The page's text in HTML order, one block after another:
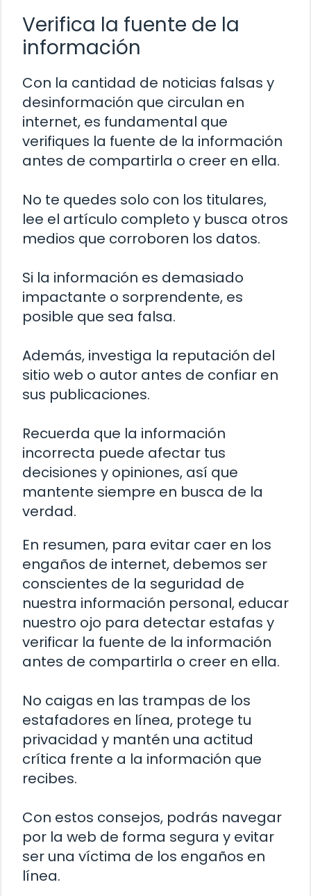
Verifica la fuente de la
información
Con la cantidad de noticias falsas y
desinformación que circulan en
internet, es fundamental que
verifiques la fuente de la información
antes de compartirla o creer en ella.
No te quedes solo con los titulares,
lee el artículo completo y busca otros
medios que corroboren los datos.
Si la información es demasiado
impactante o sorprendente, es
posible que sea falsa.
Además, investiga la reputación del
sitio web o autor antes de confiar en
sus publicaciones.
Recuerda que la información
incorrecta puede afectar tus
decisiones y opiniones, así que
mantente siempre en busca de la
verdad.
En resumen, para evitar caer en los
engaños de internet, debemos ser
conscientes de la seguridad de
nuestra información personal, educar
nuestro ojo para detectar estafas y
verificar la fuente de la información
antes de compartirla o creer en ella.
No caigas en las trampas de los
estafadores en línea, protege tu
privacidad y mantén una actitud
crítica frente a la información que
recibes.
Con estos consejos, podrás navegar
por la web de forma segura y evitar
ser una víctima de los engaños en
línea.